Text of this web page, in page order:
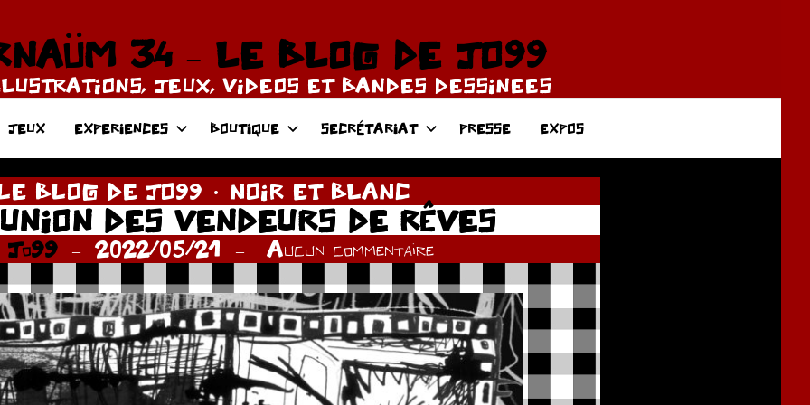
34 – LE BLOG DE JO99
JEUX, VIDEOS ET BANDES DESSINEES
JEUX EXPERIENCES BOUTIQUE SECRÉTARIAT PRESSE EXPOS
BLOG DE JO99 NOIR ET BLANC
DES VENDEURS DE RÊVES
Jo99 2022/05/21 Aucun commentaire